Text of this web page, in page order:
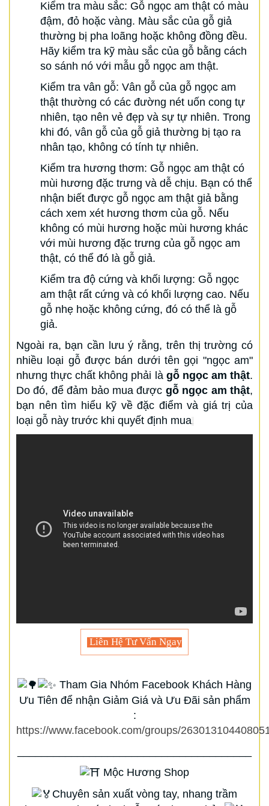
Kiểm tra màu sắc: Gỗ ngọc am thật có màu
đậm, đỏ hoặc vàng. Màu sắc của gỗ giả
thường bị pha loãng hoặc không đồng đều.
Hãy kiểm tra kỹ màu sắc của gỗ bằng cách
so sánh nó với mẫu gỗ ngọc am thật.
Kiểm tra vân gỗ: Vân gỗ của gỗ ngọc am
thật thường có các đường nét uốn cong tự
nhiên, tạo nên vẻ đẹp và sự tự nhiên. Trong
khi đó, vân gỗ của gỗ giả thường bị tạo ra
nhân tạo, không có tính tự nhiên.
Kiểm tra hương thơm: Gỗ ngọc am thật có
mùi hương đặc trưng và dễ chịu. Bạn có thể
nhận biết được gỗ ngọc am thật giả bằng
cách xem xét hương thơm của gỗ. Nếu
không có mùi hương hoặc mùi hương khác
với mùi hương đặc trưng của gỗ ngọc am
thật, có thể đó là gỗ giả.
Kiểm tra độ cứng và khối lượng: Gỗ ngọc
am thật rất cứng và có khối lượng cao. Nếu
gỗ nhẹ hoặc không cứng, đó có thể là gỗ
giả.
Ngoài ra, bạn cần lưu ý rằng, trên thị trường có
nhiều loại gỗ được bán dưới tên gọi "ngọc am"
nhưng thực chất không phải là gỗ ngọc am thật.
Do đó, để đảm bảo mua được gỗ ngọc am thật,
bạn nên tìm hiểu kỹ về đặc điểm và giá trị của
loại gỗ này trước khi quyết định mua.
Liên Hệ Tư Vấn Ngay
Tham Gia Nhóm Facebook Khách Hàng
Ưu Tiên để nhận Giảm Giá và Ưu Đãi sản phẩm
:
https://www.facebook.com/groups/
Mộc Hương Shop
Chuyên sản xuất vòng tay, nhang trầm